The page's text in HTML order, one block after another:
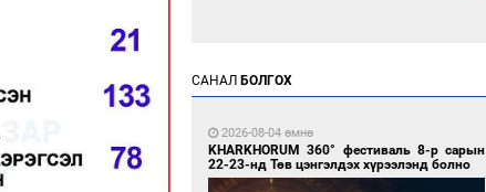
21 цагийн өмнө өмнө
САНАЛ БОЛГОХ
2026-08-04 өмнө
KHARKHORUM 360° фестиваль 8-р сарын
22-23-нд Төв цэнгэлдэх хүрээлэнд болно